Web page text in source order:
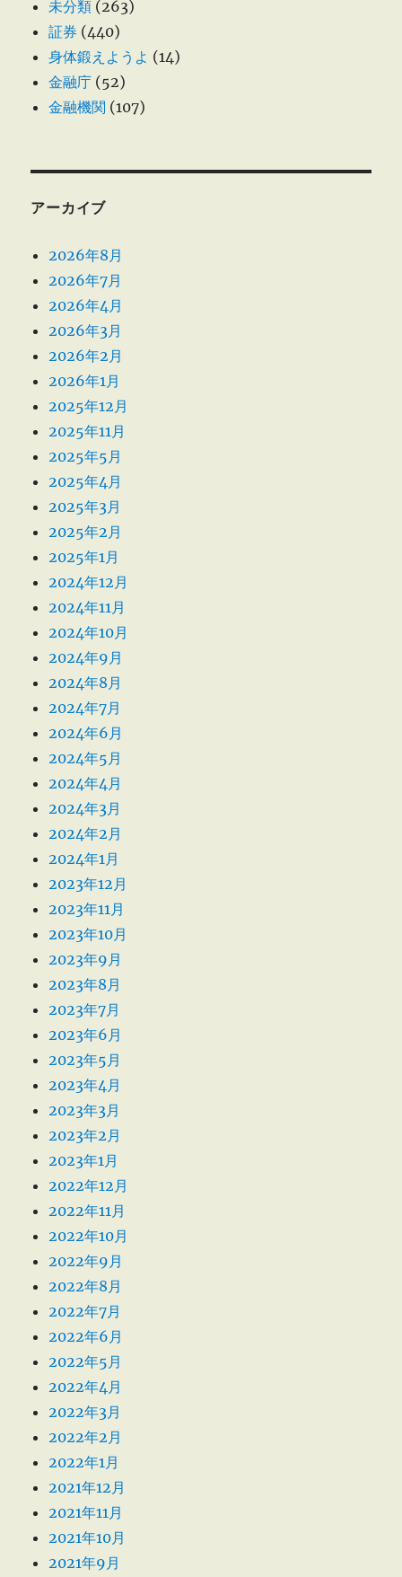
未分類 (263)
証券 (440)
身体鍛えようよ (14)
金融庁 (52)
金融機関 (107)
アーカイブ
2026年8月
2026年7月
2026年4月
2026年3月
2026年2月
2026年1月
2025年12月
2025年11月
2025年5月
2025年4月
2025年3月
2025年2月
2025年1月
2024年12月
2024年11月
2024年10月
2024年9月
2024年8月
2024年7月
2024年6月
2024年5月
2024年4月
2024年3月
2024年2月
2024年1月
2023年12月
2023年11月
2023年10月
2023年9月
2023年8月
2023年7月
2023年6月
2023年5月
2023年4月
2023年3月
2023年2月
2023年1月
2022年12月
2022年11月
2022年10月
2022年9月
2022年8月
2022年7月
2022年6月
2022年5月
2022年4月
2022年3月
2022年2月
2022年1月
2021年12月
2021年11月
2021年10月
2021年9月